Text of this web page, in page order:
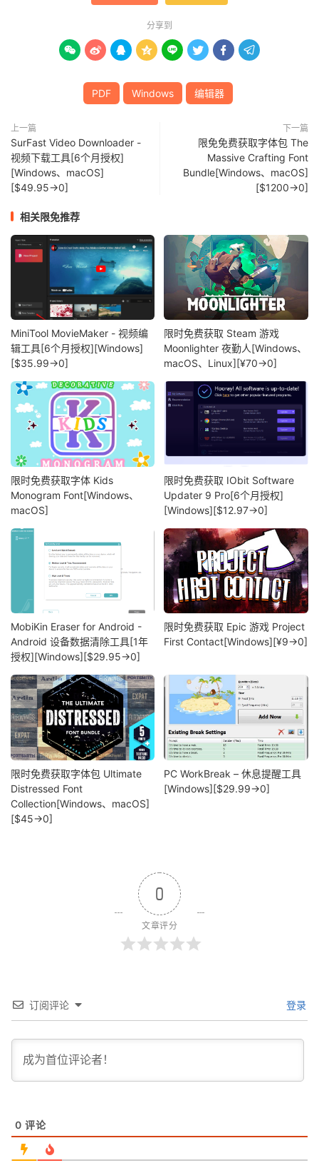
分享到
       
PDF Windows 编辑器
上一篇
SurFast Video Downloader -
视频下载工具[6个月授权]
[Windows、macOS]
[$49.95→0]
下一篇
限免免费获取字体包 The
Massive Crafting Font
Bundle[Windows、macOS]
[$1200→0]
相关限免推荐
MiniTool MovieMaker - 视频编
辑工具[6个月授权][Windows]
[$35.99→0]
限时免费获取 Steam 游戏
Moonlighter 夜勤人[Windows、
macOS、Linux][¥70→0]
限时免费获取字体 Kids
Monogram Font[Windows、
macOS]
限时免费获取 IObit Software
Updater 9 Pro[6个月授权]
[Windows][$12.97→0]
MobiKin Eraser for Android -
Android 设备数据清除工具[1年
授权][Windows][$29.95→0]
限时免费获取 Epic 游戏 Project
First Contact[Windows][¥9→0]
限时免费获取字体包 Ultimate
Distressed Font
Collection[Windows、macOS]
[$45→0]
PC WorkBreak – 休息提醒工具
[Windows][$29.99→0]
0
文章评分
订阅评论 登录
0 评论